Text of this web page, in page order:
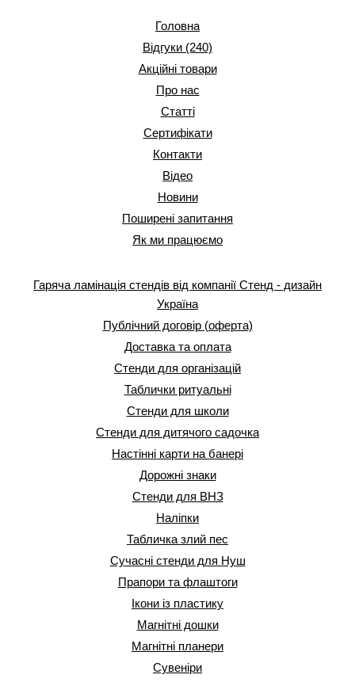
Головна
Відгуки (240)
Акційні товари
Про нас
Статті
Сертифікати
Контакти
Відео
Новини
Поширені запитання
Як ми працюємо
Гаряча ламінація стендів від компанії Стенд - дизайн
Україна
Публічний договір (оферта)
Доставка та оплата
Стенди для організацій
Таблички ритуальні
Стенди для школи
Стенди для дитячого садочка
Настінні карти на банері
Дорожні знаки
Стенди для ВНЗ
Наліпки
Табличка злий пес
Сучасні стенди для Нуш
Прапори та флаштоги
Ікони із пластику
Магнітні дошки
Магнітні планери
Сувеніри